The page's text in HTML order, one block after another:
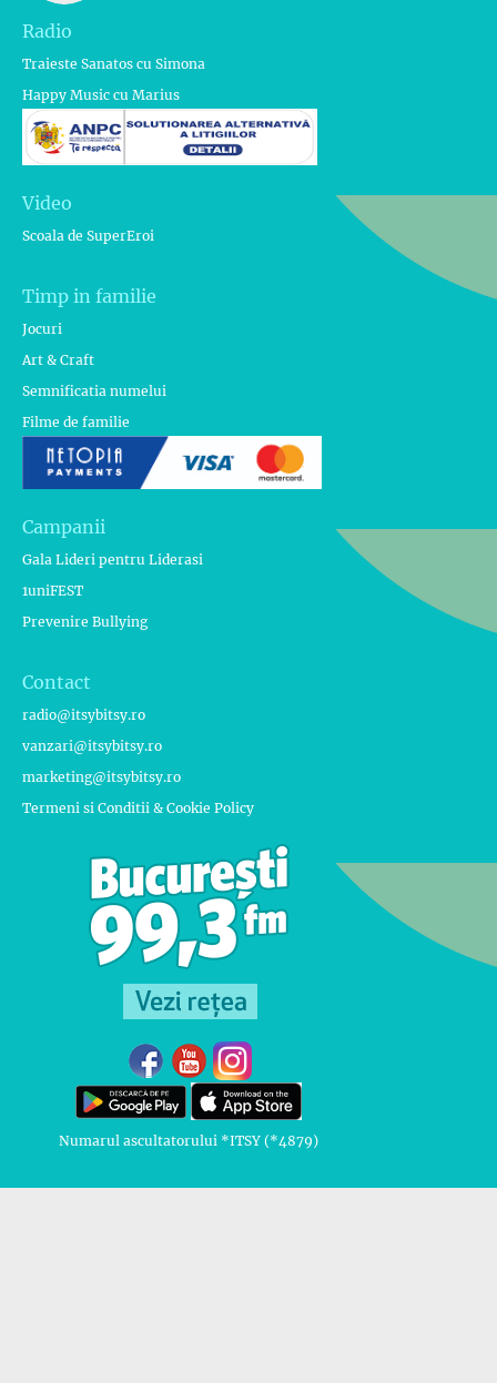
Radio
Traieste Sanatos cu Simona
Happy Music cu Marius
Video
Scoala de SuperEroi
Timp in familie
Jocuri
Art & Craft
Semnificatia numelui
Filme de familie
Campanii
Gala Lideri pentru Liderasi
1uniFEST
Prevenire Bullying
Contact
radio@itsybitsy.ro
vanzari@itsybitsy.ro
marketing@itsybitsy.ro
Termeni si Conditii & Cookie Policy
Numarul ascultatorului *ITSY (*4879)